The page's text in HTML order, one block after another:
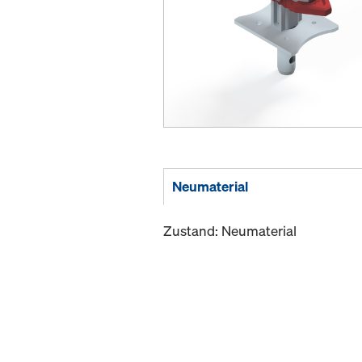
Neumaterial
Zustand: Neumaterial